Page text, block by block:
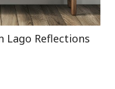
Lago Reflections